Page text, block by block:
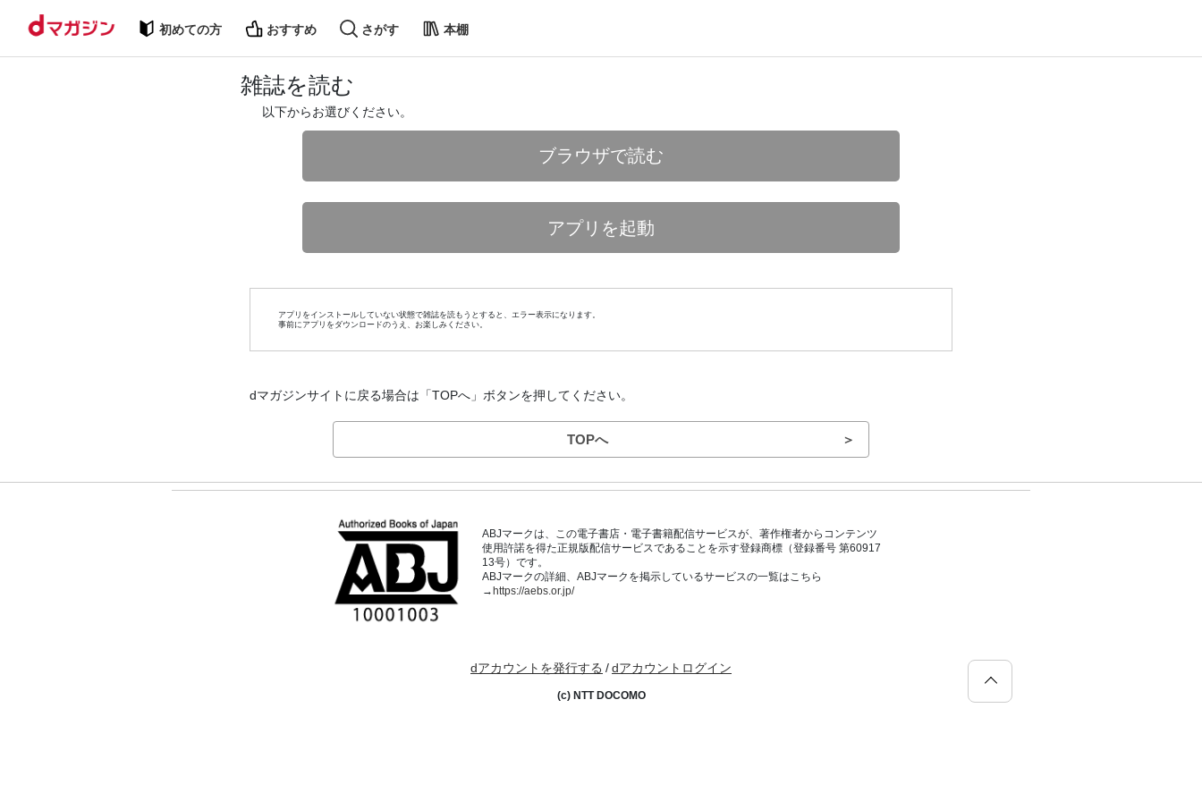
初めての方 おすすめ さがす 本棚
雑誌を読む
以下からお選びください。
ブラウザで読む
アプリを起動
アプリをインストールしていない状態で雑誌を読もうとすると、エラー表示になります。
事前にアプリをダウンロードのうえ、お楽しみください。
dマガジンサイトに戻る場合は「TOPへ」ボタンを押してください。
TOPへ ＞
ABJマークは、この電子書店・電子書籍配信サービスが、著作権者からコンテンツ
使用許諾を得た正規版配信サービスであることを示す登録商標（登録番号 第60917
13号）です。
ABJマークの詳細、ABJマークを掲示しているサービスの一覧はこちら
→https://aebs.or.jp/
dアカウントを発行する /dアカウントログイン
(c) NTT DOCOMO